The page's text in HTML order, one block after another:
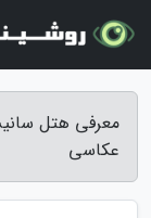
معرفی هتل
عکاسی